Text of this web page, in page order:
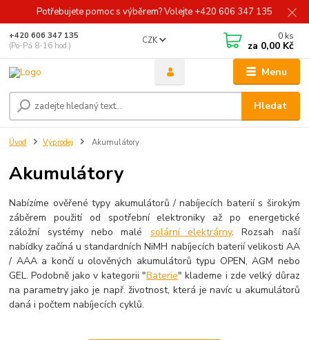
Potřebujete pomoc s výběrem? Volejte +420 606 347 135
Menu
CZK
Hledat
+420 606 347 135
(Po-Pá 8-16 hod.)
0 ks
za 0,00 Kč
Úvod Výprodej Akumulátory
Akumulátory
Nabízíme ověřené typy akumulátorů / nabíjecích baterií s širokým
záběrem použití od spotřební elektroniky až po energetické
záložní systémy nebo malé solární elektrárny. Rozsah naší
nabídky začíná u standardních NiMH nabíjecích baterií velikosti AA
/ AAA a končí u olověných akumulátorů typu OPEN, AGM nebo
GEL. Podobně jako v kategorii "Baterie" klademe i zde velký důraz
na parametry jako je např. životnost, která je navíc u akumulátorů
daná i počtem nabíjecích cyklů.